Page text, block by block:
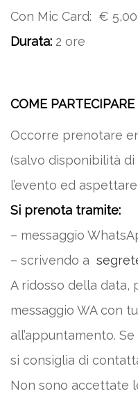
Con Mic Card: € 5,00
Durata: 2 ore
COME PARTECIPARE
Occorre prenotare
(salvo disponibilità
l’evento ed
Si prenota tramite:
– messaggio
– scrivendo a
A ridosso della data,
messaggio WA con
all’appuntamento.
si consiglia di
Non sono accettate